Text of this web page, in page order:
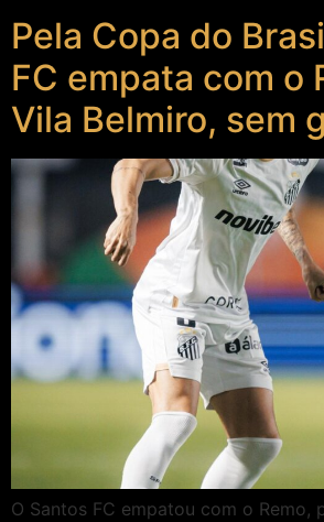
Pela Copa do
FC empata com o
Vila Belmiro, sem
O Santos FC empatou com o Remo,